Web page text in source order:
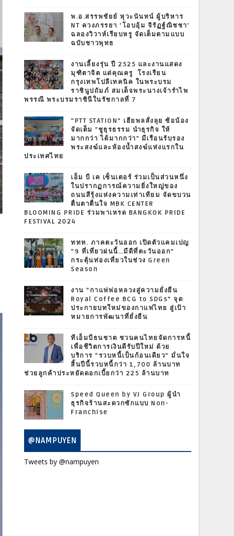
พ.อ.สรรพชัยย์ หุวะนันทน์ ผู้บริหาร
NT ควงภรรยา ‘โอบอุ้ม จิรัฏฐ์ณิชชา’
ฉลองวิวาห์เรียบหรู จัดเต็มตามแบบ
ฉบับชาวพุทธ
งานเลี้ยงรุ่น ปี 2525 และงานแสดง
มุฑิตาจิต แด่คุณครู โรงเรียน
กรุงเทพโปลีเทคนิค ในพระบรม
ราชินูปถัมภ์ สมเด็จพระนางเจ้ารำไพ
พรรณี พระบรมราชินีในรัชกาลที่ 7
“PTT STATION” เฮียพลสั่งลุย ซ้อน้อง
จัดเต็ม "ชูธุรธรรม นำธุรกิจ ให้
มากกว่า ได้มากกว่า" มีเรือนรับรอง
พระสงฆ์และห้องน้ำสงฆ์แห่งแรกใน
ประเทศไทย
เอ็ม บี เค เซ็นเตอร์ ร่วมเป็นส่วนหนึ่ง
ในปรากฏการณ์ความยิ่งใหญ่ของ
ถนนสีรุ้งแห่งความเท่าเทียม จัดขบวน
ตื่นตาตื่นใจ MBK CENTER
BLOOMING PRIDE ร่วมพาเหรด BANGKOK PRIDE
FESTIVAL 2024
ททท. ภาคตะวันออก เปิดตัวแคมเปญ
“9 ที่เที่ยวฝนนี้…มีดีที่ตะวันออก”
กระตุ้นท่องเที่ยวในช่วง Green
Season
งาน “กาแฟพ่อหลวงสู่ความยั่งยืน
Royal Coffee BCG to SDGs” จุด
ประกายบทใหม่ของกาแฟไทย สู่เป้า
หมายการพัฒนาที่ยั่งยืน
ทีเอ็มบีธนชาต ชวนคนไทยจัดการหนี้
เพื่อชีวิตการเงินดีรับปีใหม่ ด้วย
บริการ “รวบหนี้เป็นก้อนเดียว” มั่นใจ
สิ้นปีนี้รวบหนี้กว่า 1,700 ล้านบาท
ช่วยลูกค้าประหยัดดอกเบี้ยกว่า 225 ล้านบาท
Speed Queen by VJ Group ผู้นำ
ธุรกิจร้านสะดวกซักแบบ Non-
Franchise
@NAMPUYEN
Tweets by @nampuyen